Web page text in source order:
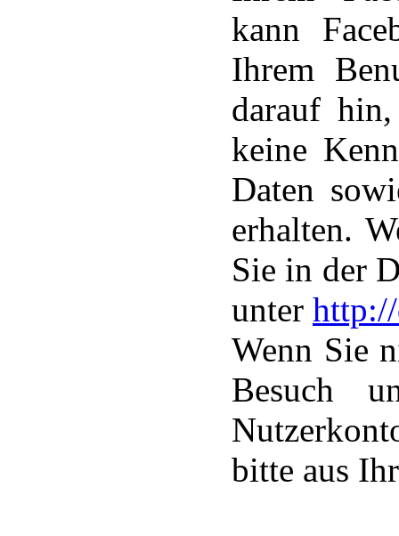
kann
Ihrem
darauf
keine
Daten
erhalten.
Sie in der
unter
Wenn Sie
Besuch
bitte aus